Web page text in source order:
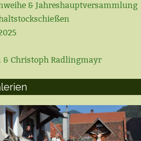
& Jahreshauptversammlung
& Christoph Radlingmayr